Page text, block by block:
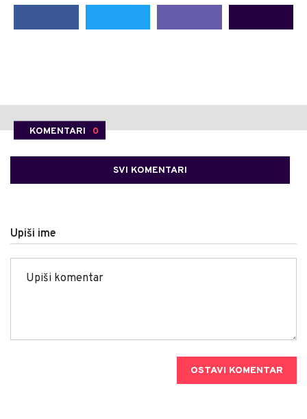
KOMENTARI 0
SVI KOMENTARI
Upiši ime
OSTAVI KOMENTAR